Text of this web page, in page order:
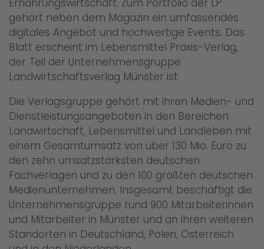
gehört neben dem Magazin ein umfassendes
digitales Angebot und hochwertige Events. Das
Blatt erscheint im Lebensmittel Praxis-Verlag,
der Teil der Unternehmensgruppe
Landwirtschaftsverlag Münster ist.
Die Verlagsgruppe gehört mit ihren Medien- und
Dienstleistungsangeboten in den Bereichen
Landwirtschaft, Lebensmittel und Landleben mit
einem Gesamtumsatz von über 130 Mio. Euro zu
den zehn umsatzstärksten deutschen
Fachverlagen und zu den 100 größten deutschen
Medienunternehmen. Insgesamt beschäftigt die
Unternehmensgruppe rund 900 Mitarbeiterinnen
und Mitarbeiter in Münster und an ihren weiteren
Standorten in Deutschland, Polen, Österreich